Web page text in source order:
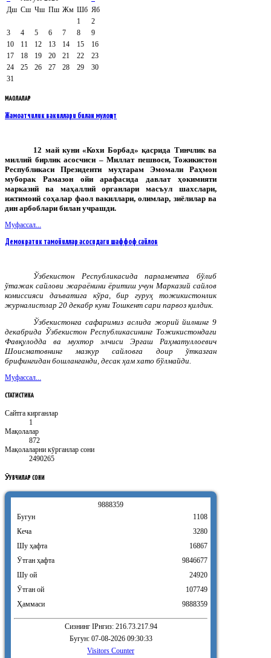
Дш Сш Чш Пш Жм Шб Яб
1
2
3
4 5 6 7 8
9
10
11 12 13 14 15
16
17
18 19 20 21 22
23
24
25 26 27 28 29
30
31
МАҚОЛАЛАР
Жамоатчилик вакиллари билан мулоқот
12 май куни «Кохи Борбад» қасрида Тинчлик ва
миллий бирлик асосчиси – Миллат пешвоси, Тожикистон
Республикаси Президенти муҳтарам Эмомали Раҳмон
муборак Рамазон ойи арафасида давлат ҳокимияти
марказий ва маҳаллий органлари масъул шахслари,
ижтимоий соҳалар фаол вакиллари, олимлар, зиёлилар ва
дин арбоблари билан учрашди.
Муфассал...
Демократик тамойиллар асосидаги шаффоф сайлов
Ўзбекистон Республикасида парламентга бўлиб
ўтажак сайлови жараёнини ёритиш учун Марказий сайлов
комиссияси даъватига кўра, бир гуруҳ тожикистонлик
журналистлар 20 декабр куни Тошкент сари парвоз қилдик.
Ўзбекистонга сафаримиз аслида жорий йилнинг 9
декабрида Ўзбекистон Республикасининг Тожикистондаги
Фавқулодда ва мухтор элчиси Эргаш Раҳматуллоевич
Шоисматовнинг мазкур сайловга доир ўтказган
брифингидан бошланганди, десак ҳам хато бўлмайди.
Муфассал...
СТАТИСТИКА
Сайтга кирганлар
1
Мақолалар
872
Мақолаларни кӯрганлар сони
2490265
ӮҚУВЧИЛАРСОНИ
9888359
Бугун
Кеча
Шу ҳафта
Ӯтган ҳафта
Шу ой
Ӯтган ой
Ҳаммаси
1108
3280
16867
9846677
24920
107749
9888359
Сизнинг IPнгиз: 216.73.217.94
Бугун: 07-08-2026 09:30:33
Visitors Counter